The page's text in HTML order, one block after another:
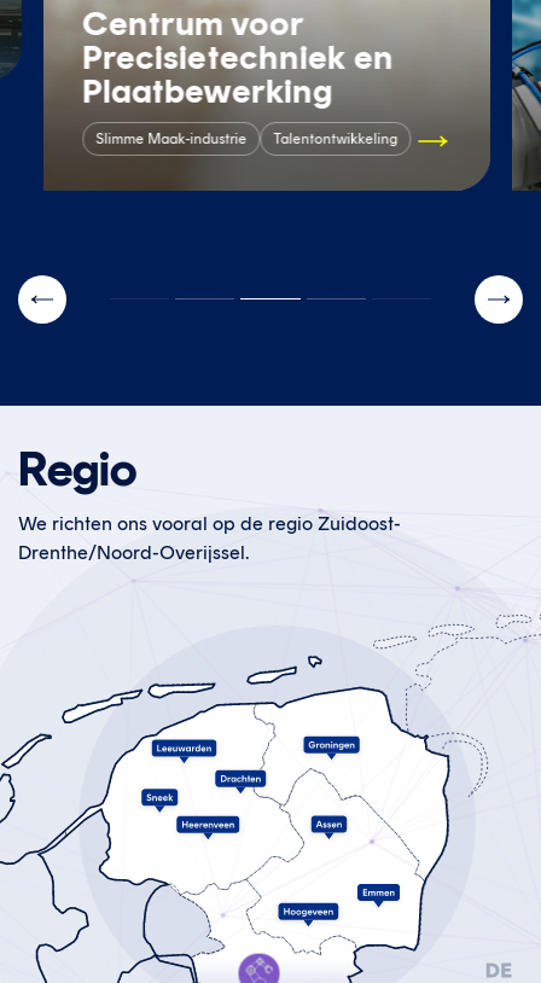
Centrum voor
Precisietechniek en
Plaatbewerking
Slimme Maak-industrie Talentontwikkeling
Regio
We richten ons vooral op de regio Zuidoost-
Drenthe/Noord-Overijssel.